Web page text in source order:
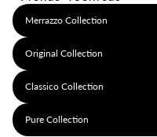
Merrazzo Collection
Original Collection
Classico Collection
Pure Collection